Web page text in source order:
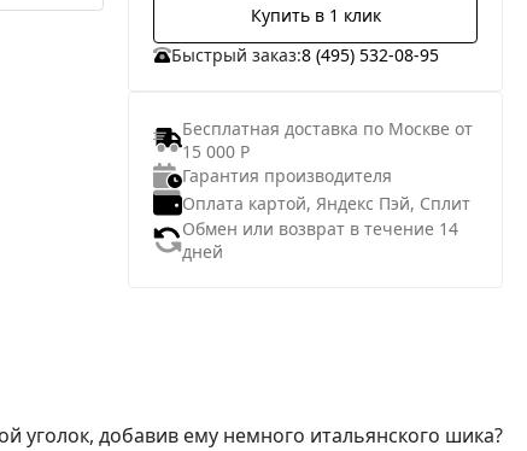
Купить в 1 клик
Быстрый заказ:8 (495) 532-08-95
Бесплатная доставка по Москве от
15 000 Р
Гарантия производителя
Оплата картой, Яндекс Пэй, Сплит
Обмен или возврат в течение 14
дней
уголок, добавив ему немного итальянского шика?